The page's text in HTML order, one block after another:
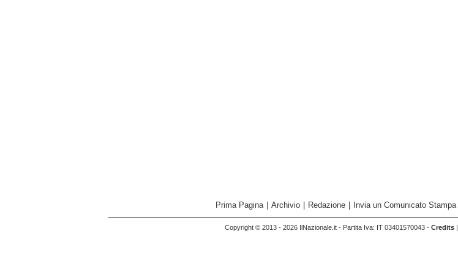
Prima Pagina Archivio Redazione Invia un Comunicato Stampa
Copyright © 2013 - 2026 IlNazionale.it - Partita Iva: IT 03401570043 - Credits |